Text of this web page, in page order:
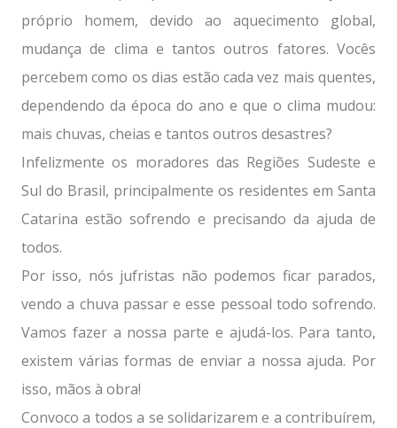
próprio homem, devido ao aquecimento global,
mudança de clima e tantos outros fatores. Vocês
percebem como os dias estão cada vez mais quentes,
dependendo da época do ano e que o clima mudou:
mais chuvas, cheias e tantos outros desastres?
Infelizmente os moradores das Regiões Sudeste e
Sul do Brasil, principalmente os residentes em Santa
Catarina estão sofrendo e precisando da ajuda de
todos.
Por isso, nós jufristas não podemos ficar parados,
vendo a chuva passar e esse pessoal todo sofrendo.
Vamos fazer a nossa parte e ajudá-los. Para tanto,
existem várias formas de enviar a nossa ajuda. Por
isso, mãos à obra!
Convoco a todos a se solidarizarem e a contribuírem,